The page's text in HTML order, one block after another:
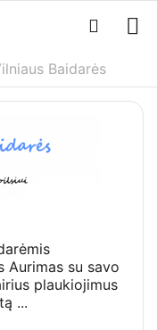
Baidarės
Aurimas su savo
plaukiojimus
...